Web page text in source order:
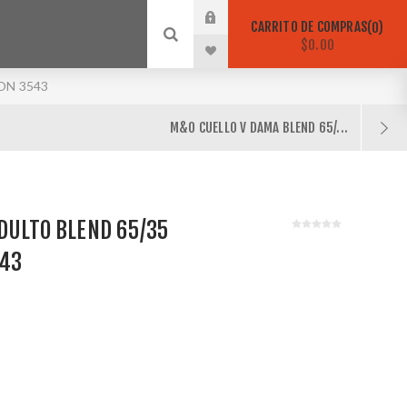
CARRITO DE COMPRAS 0
$0.00
3543
M&O CUELLO V DAMA BLEND 65/...
BLEND 65/35